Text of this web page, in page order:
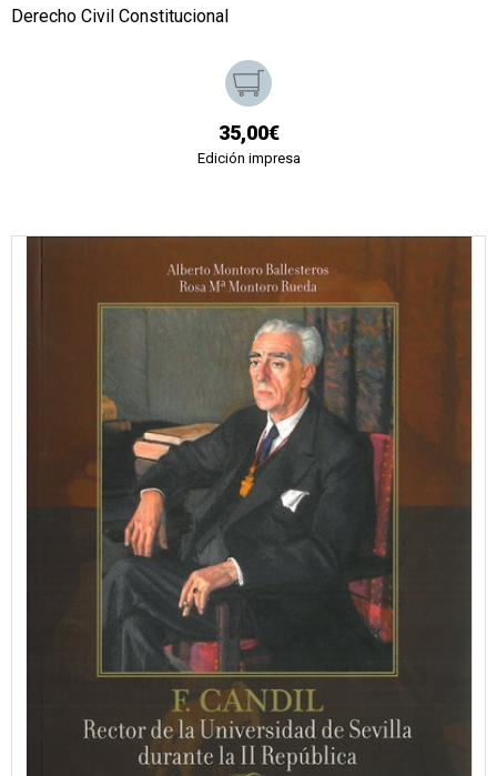
Derecho Civil Constitucional
35,00€
Edición impresa